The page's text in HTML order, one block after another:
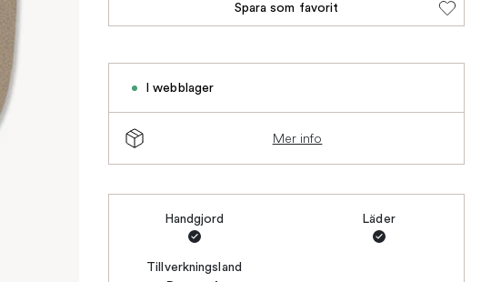
Spara som favorit
I webblager
Mer info
Handgjord Läder
Tillverkningsland